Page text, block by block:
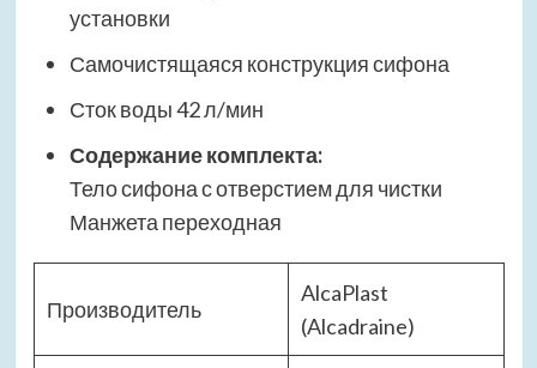
установки
Самочистящаяся конструкция сифона
Сток воды 42 л/мин
Содержание комплекта:
Тело сифона с отверстием для чистки
Манжета переходная
Производитель
AlcaPlast
(Alcadraine)